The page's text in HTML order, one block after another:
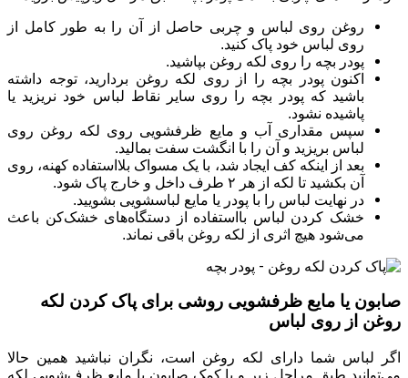
روغن روی لباس و چربی حاصل از آن را به طور کامل از
روی لباس خود پاک کنید.
پودر بچه را روی لکه روغن بپاشید.
اکنون پودر بچه را از روی لکه روغن بردارید، توجه داشته
باشید که پودر بچه را روی سایر نقاط لباس خود نریزید یا
پاشیده نشود.
سپس مقداری آب و مایع ظرفشویی روی لکه روغن روی
لباس بریزید و آن را با انگشت سفت بمالید.
بعد از اینکه کف ایجاد شد، با یک مسواک بلااستفاده کهنه، روی
آن بکشید تا لکه از هر ۲ طرف داخل و خارج پاک شود.
در نهایت لباس را با پودر یا مایع لباسشویی بشویید.
خشک کردن لباس بااستفاده از دستگاه‌های خشک‌کن باعث
می‌شود هیچ اثری از لکه روغن باقی نماند.
صابون یا مایع ظرفشویی روشی برای پاک کردن لکه
روغن از روی لباس
اگر لباس شما دارای لکه روغن است، نگران نباشید همین حالا